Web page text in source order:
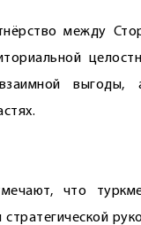
между
выгоды,
что